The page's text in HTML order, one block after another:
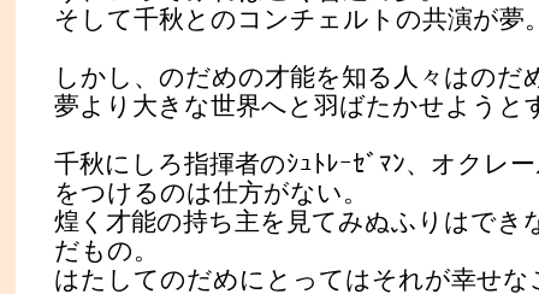
そして千秋とのコンチェルトの共演が夢
しかし、のだめの才能を知る人々はのだ
夢より大きな世界へと羽ばたかせようと
千秋にしろ指揮者のｼｭﾄﾚｰｾﾞﾏﾝ、オクレ
をつけるのは仕方がない。
煌く才能の持ち主を見てみぬふりはでき
だもの。
はたしてのだめにとってはそれが幸せな